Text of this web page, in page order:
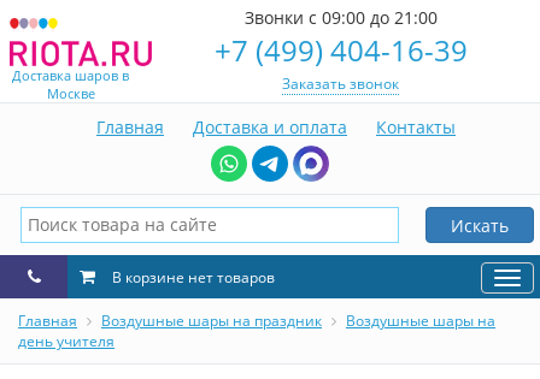
Доставка шаров в
Москве
Звонки с 09:00 до 21:00
+7 (499) 404-16-39
Заказать звонок
Главная Доставка и оплата Контакты
Искать
В корзине нет товаров
Главная Воздушные шары на праздник
Воздушные шары на
день учителя